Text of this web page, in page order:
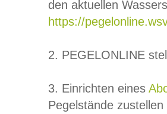
den aktuellen
https://
2. PEGELONLINE
3. Einrichten eines
Pegelstände